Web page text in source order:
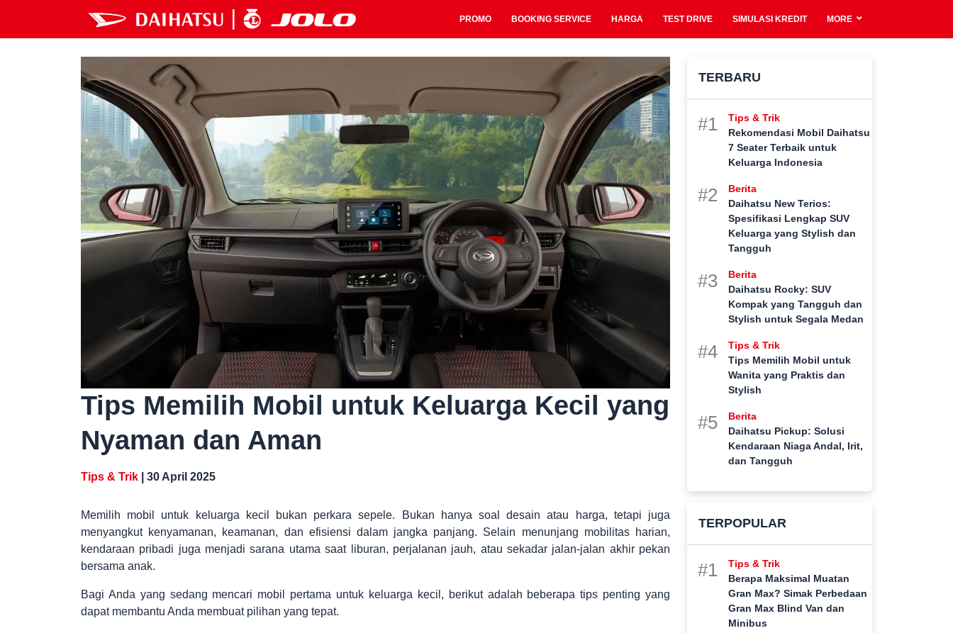
PROMO BOOKING SERVICE HARGA TEST DRIVE SIMULASI KREDIT MORE
Tips Memilih Mobil untuk Keluarga Kecil yang
Nyaman dan Aman
Tips & Trik | 30 April 2025
Memilih mobil untuk keluarga kecil bukan perkara sepele. Bukan hanya soal desain atau harga, tetapi juga
menyangkut kenyamanan, keamanan, dan efisiensi dalam jangka panjang. Selain menunjang mobilitas harian,
kendaraan pribadi juga menjadi sarana utama saat liburan, perjalanan jauh, atau sekadar jalan-jalan akhir pekan
bersama anak.
Bagi Anda yang sedang mencari mobil pertama untuk keluarga kecil, berikut adalah beberapa tips penting yang
dapat membantu Anda membuat pilihan yang tepat.
TERBARU
#1
Tips & Trik
Rekomendasi Mobil Daihatsu
7 Seater Terbaik untuk
Keluarga Indonesia
#2
Berita
Daihatsu New Terios:
Spesifikasi Lengkap SUV
Keluarga yang Stylish dan
Tangguh
#3
Berita
Daihatsu Rocky: SUV
Kompak yang Tangguh dan
Stylish untuk Segala Medan
#4
Tips & Trik
Tips Memilih Mobil untuk
Wanita yang Praktis dan
Stylish
#5
Berita
Daihatsu Pickup: Solusi
Kendaraan Niaga Andal, Irit,
dan Tangguh
TERPOPULAR
#1
Tips & Trik
Berapa Maksimal Muatan
Gran Max? Simak Perbedaan
Gran Max Blind Van dan
Minibus